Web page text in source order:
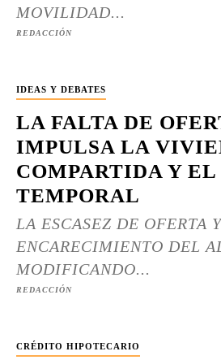
MOVILIDAD...
REDACCIÓN
IDEAS Y DEBATES
LA FALTA DE
IMPULSA LA
COMPARTIDA Y
TEMPORAL
LA ESCASEZ DE OFERTA
ENCARECIMIENTO DEL
MODIFICANDO...
REDACCIÓN
CRÉDITO HIPOTECARIO